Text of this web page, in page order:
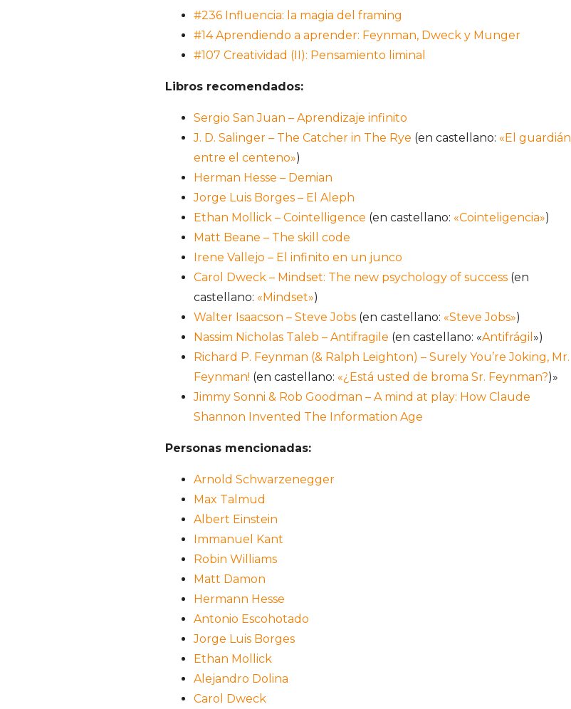
#236 Influencia: la magia del framing
#14 Aprendiendo a aprender: Feynman, Dweck y Munger
#107 Creatividad (II): Pensamiento liminal
Libros recomendados:
Sergio San Juan – Aprendizaje infinito
J. D. Salinger – The Catcher in The Rye (en castellano: «El guardián
entre el centeno»)
Herman Hesse – Demian
Jorge Luis Borges – El Aleph
Ethan Mollick – Cointelligence (en castellano: «Cointeligencia»)
Matt Beane – The skill code
Irene Vallejo – El infinito en un junco
Carol Dweck – Mindset: The new psychology of success (en
castellano: «Mindset»)
Walter Isaacson – Steve Jobs (en castellano: «Steve Jobs»)
Nassim Nicholas Taleb – Antifragile (en castellano: «Antifrágil »)
Richard P. Feynman (& Ralph Leighton) – Surely You’re Joking, Mr.
Feynman! (en castellano: «¿Está usted de broma Sr. Feynman?)»
Jimmy Sonni & Rob Goodman – A mind at play: How Claude
Shannon Invented The Information Age
Personas mencionadas:
Arnold Schwarzenegger
Max Talmud
Albert Einstein
Immanuel Kant
Robin Williams
Matt Damon
Hermann Hesse
Antonio Escohotado
Jorge Luis Borges
Ethan Mollick
Alejandro Dolina
Carol Dweck